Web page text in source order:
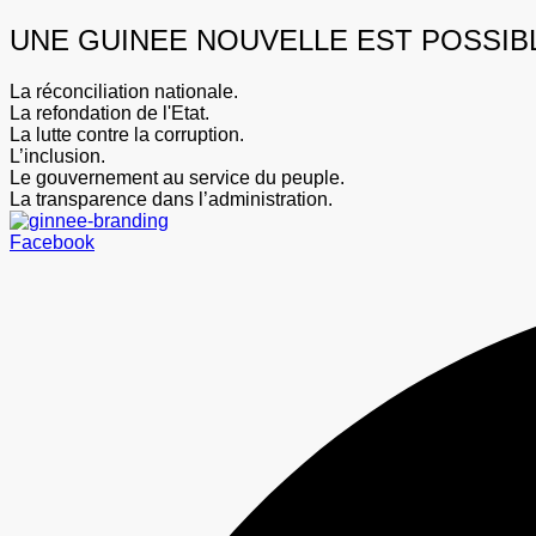
UNE GUINEE NOUVELLE EST
La réconciliation nationale.
La refondation de l'Etat.
La lutte contre la corruption.
L’inclusion.
Le gouvernement au service du peuple.
La transparence dans l’administration.
Facebook